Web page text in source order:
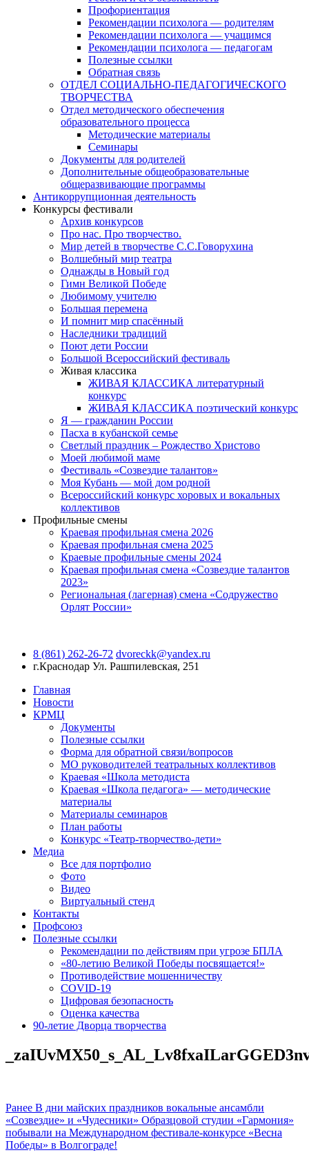
Профориентация
Рекомендации психолога — родителям
Рекомендации психолога — учащимся
Рекомендации психолога — педагогам
Полезные ссылки
Обратная связь
ОТДЕЛ СОЦИАЛЬНО-ПЕДАГОГИЧЕСКОГО
ТВОРЧЕСТВА
Отдел методического обеспечения
образовательного процесса
Методические материалы
Семинары
Документы для родителей
Дополнительные общеобразовательные
общеразвивающие программы
Антикоррупционная деятельность
Конкурсы фестивали
Архив конкурсов
Про нас. Про творчество.
Мир детей в творчестве С.С.Говорухина
Волшебный мир театра
Однажды в Новый год
Гимн Великой Победе
Любимому учителю
Большая перемена
И помнит мир спасённый
Наследники традиций
Поют дети России
Большой Всероссийский фестиваль
Живая классика
ЖИВАЯ КЛАССИКА литературный
конкурс
ЖИВАЯ КЛАССИКА поэтический конкурс
Я — гражданин России
Пасха в кубанской семье
Светлый праздник – Рождество Христово
Моей любимой маме
Фестиваль «Созвездие талантов»
Моя Кубань — мой дом родной
Всероссийский конкурс хоровых и вокальных
коллективов
Профильные смены
Краевая профильная смена 2026
Краевая профильная смена 2025
Краевые профильные смены 2024
Краевая профильная смена «Созвездие талантов
2023»
Региональная (лагерная) смена «Содружество
Орлят России»
8 (861) 262-26-72 dvoreckk@yandex.ru
г.Краснодар Ул. Рашпилевская, 251
Главная
Новости
КРМЦ
Документы
Полезные ссылки
Форма для обратной связи/вопросов
МО руководителей театральных коллективов
Краевая «Школа методиста
Краевая «Школа педагога» — методические
материалы
Материалы семинаров
План работы
Конкурс «Театр-творчество-дети»
Медиа
Все для портфолио
Фото
Видео
Виртуальный стенд
Контакты
Профсоюз
Полезные ссылки
Рекомендации по действиям при угрозе БПЛА
«80-летию Великой Победы посвящается!»
Противодействие мошенничеству
COVID-19
Цифровая безопасность
Оценка качества
90-летие Дворца творчества
Навигация
по
записям
Ранее Предыдущая
запись:
В дни майских праздников вокальные ансамбли
«Созвездие» и «Чудесники» Образцовой студии «Гармония»
побывали на Международном фестивале-конкурсе «Весна
Победы» в Волгограде!